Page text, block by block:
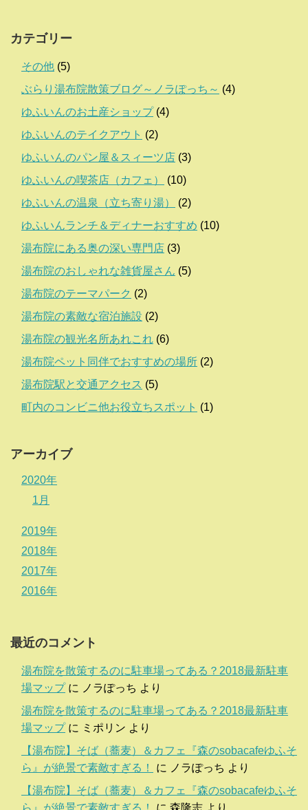
カテゴリー
その他 (5)
ぶらり湯布院散策ブログ～ノラぽっち～ (4)
ゆふいんのお土産ショップ(4)
ゆふいんのテイクアウト (2)
ゆふいんのパン屋＆スィーツ店 (3)
ゆふいんの喫茶店（カフェ）
(10)
ゆふいんの温泉（立ち寄り湯）
(2)
ゆふいんランチ＆ディナーおすすめ (10)
湯布院にある奥の深い専門店 (3)
湯布院のおしゃれな雑貨屋さん (5)
湯布院のテーマパーク (2)
湯布院の素敵な宿泊施設 (2)
湯布院の観光名所あれこれ (6)
湯布院ペット同伴でおすすめの場所 (2)
湯布院駅と交通アクセス (5)
町内のコンビニ他お役立ちスポット (1)
アーカイブ
2020年
1月
2019年
2018年
2017年
2016年
最近のコメント
湯布院を散策するのに駐車場ってある？2018最新駐車
場マップに ノラぽっち より
湯布院を散策するのに駐車場ってある？2018最新駐車
場マップに ミポリン より
【湯布院】そば（蕎麦）＆カフェ『森のsobacafeゆふそ
ら』が絶景で素敵すぎる！
に ノラぽっち より
【湯布院】そば（蕎麦）＆カフェ『森のsobacafeゆふそ
ら』が絶景で素敵すぎる！
に 森隆志 より